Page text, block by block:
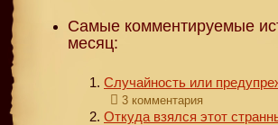
Самые комментируемые
месяц:
Случайность или
3 комментария
Откуда взялся этот